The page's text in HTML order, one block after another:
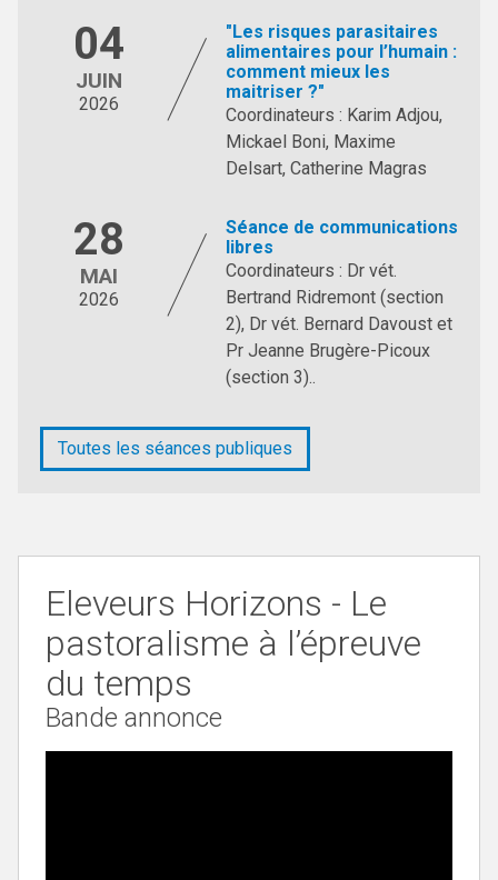
04
JUIN
2026
"Les risques parasitaires
alimentaires pour l’humain :
comment mieux les
maitriser ?"
Coordinateurs : Karim Adjou,
Mickael Boni, Maxime
Delsart, Catherine Magras
28
MAI
2026
Séance de communications
libres
Coordinateurs : Dr vét.
Bertrand Ridremont (section
2), Dr vét. Bernard Davoust et
Pr Jeanne Brugère-Picoux
(section 3)..
Toutes les séances publiques
Eleveurs Horizons - Le
pastoralisme à l’épreuve
du temps
Bande annonce